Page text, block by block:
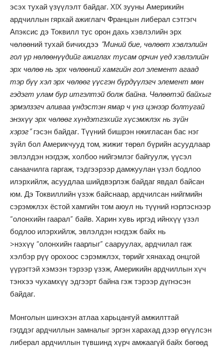
эсэх тухай үзүүлэлт байдаг. XIX зууны Америкийн
ардчиллын гярхай ажиглагч Францын либерал сэтгэгч
Апэксис дэ Токвилл тус орон дахь хэвлэлийн эрх
чөлөөний тухай бичихдээ “Миний бие, чөлөөт хэвлэлийн
гол үр нөлөөнүүдийг ажиглах тусам орчин үед хэвлэлийн
эрх чөлөө нь эрх чөлөөний хамгийн гол элемент агаад
тэр бүү хэл эрх чөлөөг үүсгэн бүрдүүлэгч элемент мөн
гэдэгт улам бур итгэлтэй болж байна. Чөлөөтэй байхыг
эрмэлзэгч аливаа үндэстэн ямар ч үнз цэнээр болтугай
энэхүү эрх чөлөөг хүндэтгэхийг хүсэмжлэх нь зүйн
хэрэг”гэсэн байдаг. Түүний бишрэн нжигласан бас нэг
зүйл бол Америкчууд том, жижиг төрөл бүрийн асуудлаар
эвлэлдэн нэгдэж, холбоо нийгэмлэг байгуулж, үүсэл
санаачилга гаргаж, тэдгээрээр дамжуулан үзэл бодлоо
илэрхийлж, асуудлаа шийдвэрлэж байдаг явдал байсан
юм. Дэ Токвиллийн үзэж байснаар, ардчилсан нийгмийн
сэрэмжлэх ёстой хамгийн том аюул нь түүний нэрлэснээр
“олонхийн гаарал” байв. Харин хувь иргэд ийнхүү үзэл
бодлоо илэрхийлж, эвлэлдэн нэгдэж байх нь
>нэхүү “олонхийн гаарлыг” сааруулах, ардчилал гаж
хэлбэр рүү орохоос сэрэмжлэх, төрийг хянахад онцгой
үүрэгтэй хэмээн тэрээр үзэж, Америкийн ардчиллын хүч
тэнхээ чухамхүү эдгээрт байна гэж тэрээр дүгнэсэн
байдаг.
Монголын шинэхэн атлаа харьцангуй амжилттай
гэгддэг ардчиллын замналыг эргэн харахад дээр өгүүлсэн
либерал ардчиллын түвшинд хүрч амжаагүй байх бөгөөд